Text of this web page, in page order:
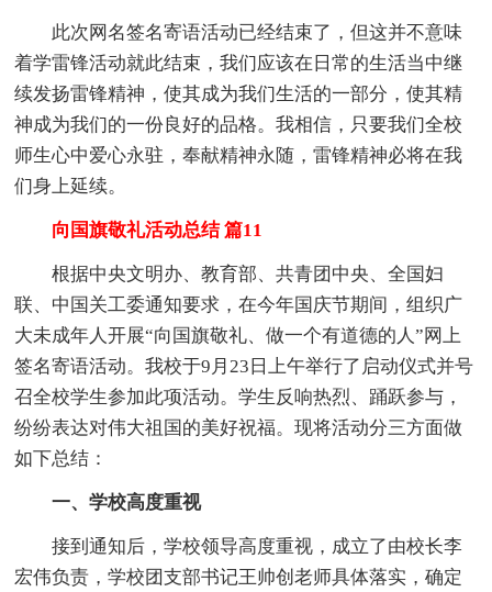
此次网名签名寄语活动已经结束了，但这并不意味
着学雷锋活动就此结束，我们应该在日常的生活当中继
续发扬雷锋精神，使其成为我们生活的一部分，使其精
神成为我们的一份良好的品格。我相信，只要我们全校
师生心中爱心永驻，奉献精神永随，雷锋精神必将在我
们身上延续。
向国旗敬礼活动总结 篇11
根据中央文明办、教育部、共青团中央、全国妇
联、中国关工委通知要求，在今年国庆节期间，组织广
大未成年人开展“向国旗敬礼、做一个有道德的人”网上
签名寄语活动。我校于9月23日上午举行了启动仪式并号
召全校学生参加此项活动。学生反响热烈、踊跃参与，
纷纷表达对伟大祖国的美好祝福。现将活动分三方面做
如下总结：
一、学校高度重视
接到通知后，学校领导高度重视，成立了由校长李
宏伟负责，学校团支部书记王帅创老师具体落实，确定